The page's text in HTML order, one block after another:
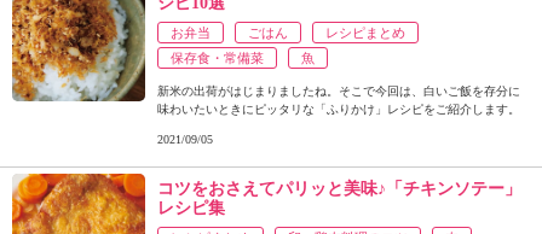
お弁当 ごはん
レシピまとめ
保存食・常備菜
魚
新米の出荷がはじまりましたね。そこで今回は、白いご飯を存分に
味わいたいときにピッタリな「ふりかけ」レシピをご紹介します。
2021/09/05
コツをおさえてパリッと美味♪「チキンソテー」
レシピ集